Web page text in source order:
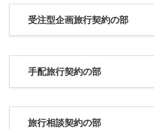
受注型企画旅行契約の部
手配旅行契約の部
旅行相談契約の部